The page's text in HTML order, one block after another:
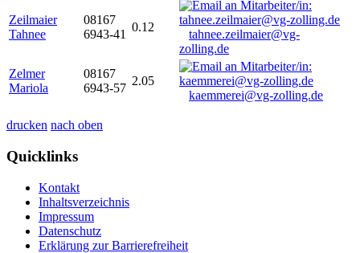
Zeilmaier
Tahnee
08167
6943-41
0.12
tahnee.zeilmaier@vg-
zolling.de
Zelmer
Mariola
08167
6943-57
2.05
kaemmerei@vg-zolling.de
drucken nach oben
Quicklinks
Kontakt
Inhaltsverzeichnis
Impressum
Datenschutz
Erklärung zur Barrierefreiheit